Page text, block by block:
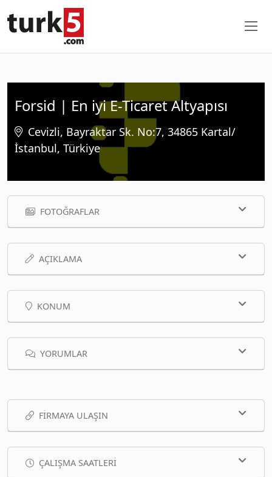
Forsid | En iyi E-Ticaret Altyapısı
Cevizli, Bayraktar Sk. No:7, 34865 Kartal/
İstanbul, Türkiye
FOTOĞRAFLAR
AÇIKLAMA
KONUM
YORUMLAR
FIRMAYA ULAŞIN
ÇALIŞMA SAATLERI